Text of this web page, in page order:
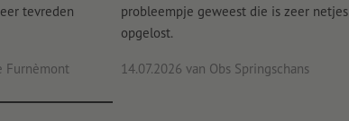
tevreden
Furnèmont
probleempje geweest die is zeer netjes
opgelost.
14.07.2026 van Obs Springschans